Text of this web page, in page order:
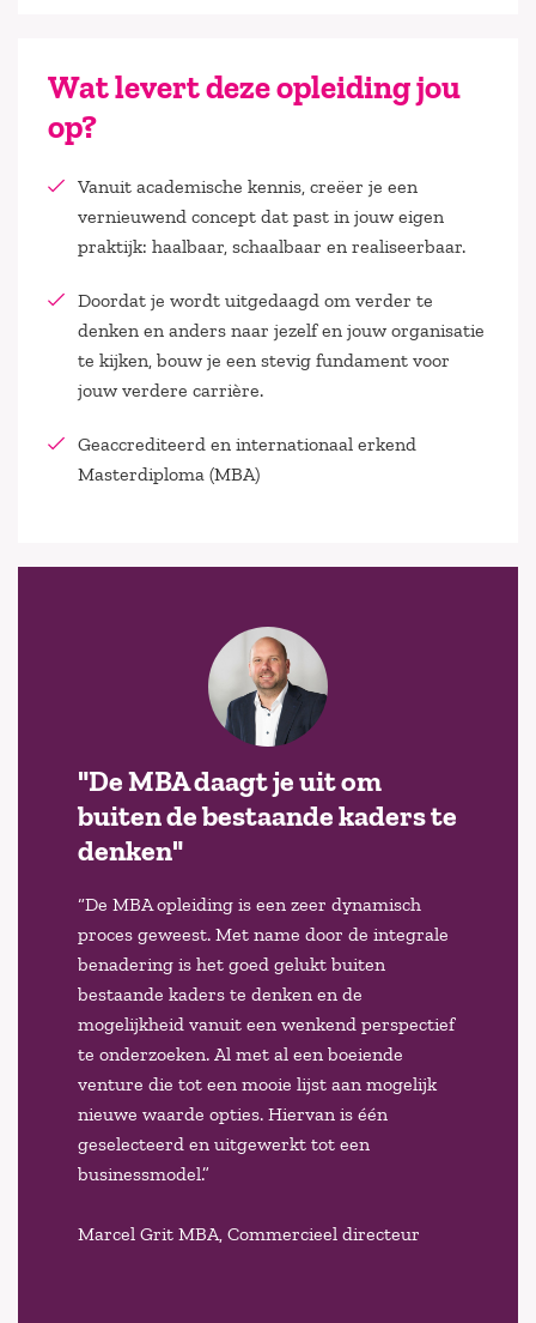
Wat levert deze opleiding jou
op?
Vanuit academische kennis, creëer je een
vernieuwend concept dat past in jouw eigen
praktijk: haalbaar, schaalbaar en realiseerbaar.
Doordat je wordt uitgedaagd om verder te
denken en anders naar jezelf en jouw organisatie
te kijken, bouw je een stevig fundament voor
jouw verdere carrière.
Geaccrediteerd en internationaal erkend
Masterdiploma (MBA)
"De MBA daagt je uit om
buiten de bestaande kaders te
denken"
“De MBA opleiding is een zeer dynamisch
proces geweest. Met name door de integrale
benadering is het goed gelukt buiten
bestaande kaders te denken en de
mogelijkheid vanuit een wenkend perspectief
te onderzoeken. Al met al een boeiende
venture die tot een mooie lijst aan mogelijk
nieuwe waarde opties. Hiervan is één
geselecteerd en uitgewerkt tot een
businessmodel.”
Marcel Grit MBA, Commercieel directeur